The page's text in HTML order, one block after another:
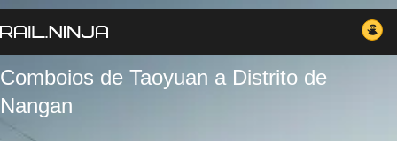
Comboios de Taoyuan a Distrito de
Nangan